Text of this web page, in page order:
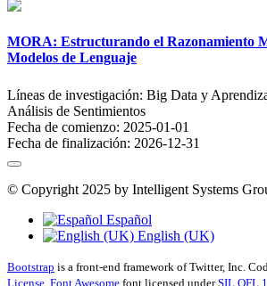
MORA: Estructurando el Razonamiento
Modelos de Lenguaje
Líneas de investigación: Big Data y
Análisis de Sentimientos
Fecha de comienzo: 2025-01-01
Fecha de finalización: 2026-12-31
© Copyright 2025 by Intelligent Systems
Español
English (UK)
Bootstrap is a front-end framework of Twitter, Inc.
License. Font Awesome font licensed underSIL OFL